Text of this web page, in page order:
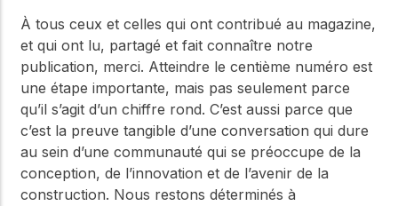
À tous ceux et celles qui ont contribué au magazine,
et qui ont lu, partagé et fait connaître notre
publication, merci. Atteindre le centième numéro est
une étape importante, mais pas seulement parce
qu’il s’agit d’un chiffre rond. C’est aussi parce que
c’est la preuve tangible d’une conversation qui dure
au sein d’une communauté qui se préoccupe de la
conception, de l’innovation et de l’avenir de la
construction. Nous restons déterminés à